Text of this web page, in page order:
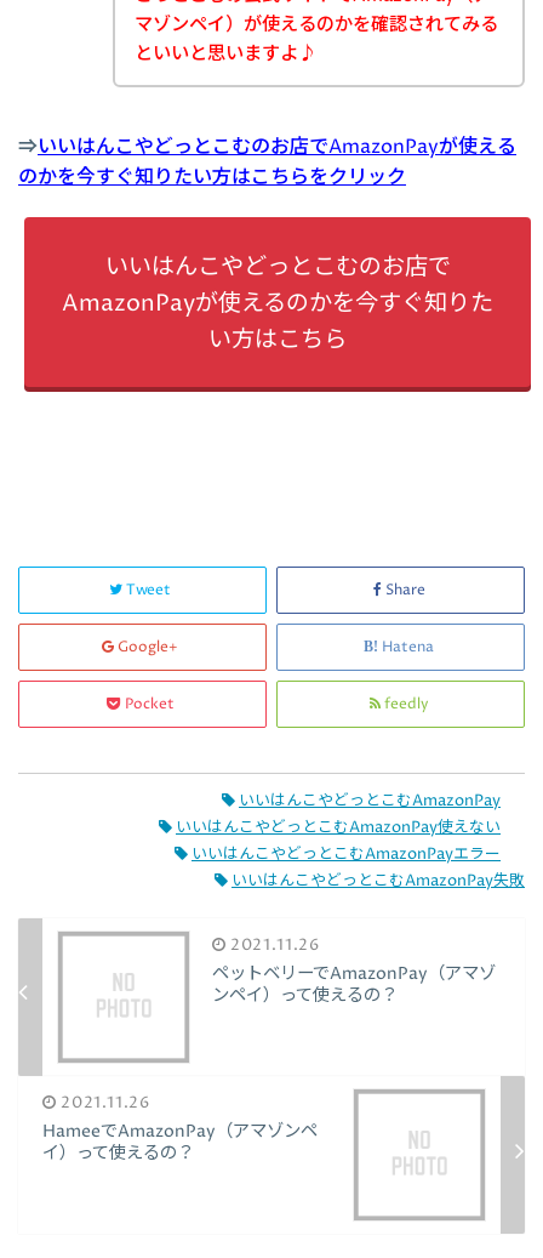
マゾンペイ）が使えるのかを確認されてみる
といいと思いますよ♪
⇒いいはんこやどっとこむのお店でAmazonPayが使える
のかを今すぐ知りたい方はこちらをクリック
いいはんこやどっとこむのお店で
AmazonPayが使えるのかを今すぐ知りた
い方はこちら
Tweet Share
Google+ Hatena
Pocket feedly
いいはんこやどっとこむAmazonPay
いいはんこやどっとこむAmazonPay使えない
いいはんこやどっとこむAmazonPayエラー
いいはんこやどっとこむAmazonPay失敗
2021.11.26
ペットベリーでAmazonPay（アマゾ
ンペイ）って使えるの？
2021.11.26
HameeでAmazonPay（アマゾンペ
イ）って使えるの？